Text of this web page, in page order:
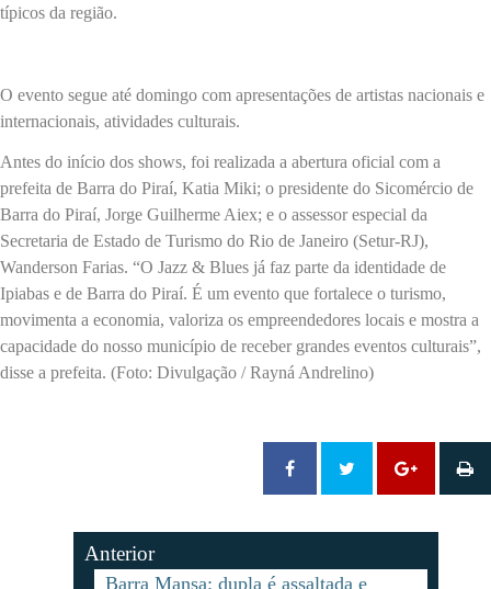
típicos da região.
O evento segue até domingo com apresentações de artistas nacionais e
internacionais, atividades culturais.
Antes do início dos shows, foi realizada a abertura oficial com a
prefeita de Barra do Piraí, Katia Miki; o presidente do Sicomércio de
Barra do Piraí, Jorge Guilherme Aiex; e o assessor especial da
Secretaria de Estado de Turismo do Rio de Janeiro (Setur-RJ),
Wanderson Farias. “O Jazz & Blues já faz parte da identidade de
Ipiabas e de Barra do Piraí. É um evento que fortalece o turismo,
movimenta a economia, valoriza os empreendedores locais e mostra a
capacidade do nosso município de receber grandes eventos culturais”,
disse a prefeita. (Foto: Divulgação / Rayná Andrelino)
Anterior
Barra Mansa: dupla é assaltada e